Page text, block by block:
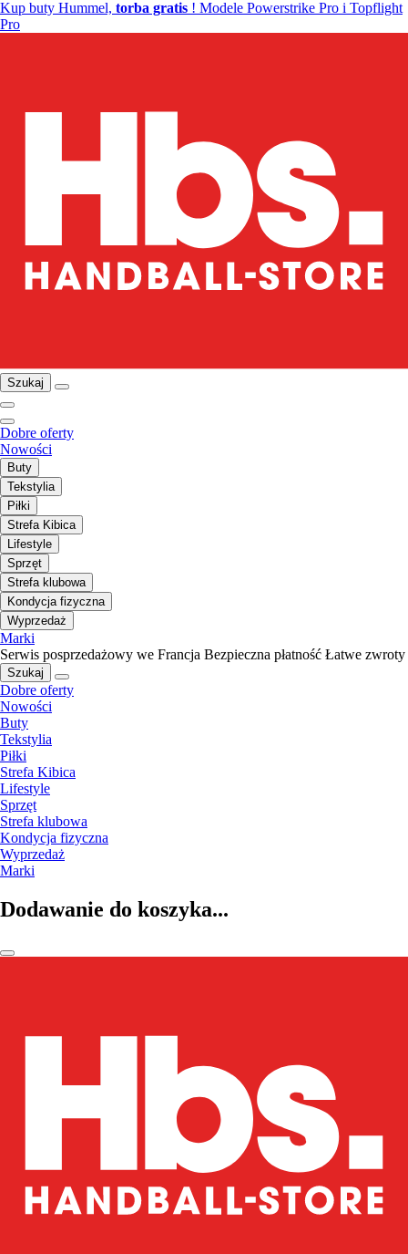
Kup buty Hummel, torba gratis ! Modele Powerstrike Pro i Topflight
Pro
Szukaj
Dobre oferty
Nowości
Buty
Tekstylia
Piłki
Strefa Kibica
Lifestyle
Sprzęt
Strefa klubowa
Kondycja fizyczna
Wyprzedaż
Marki
Serwis posprzedażowy we Francja Bezpieczna płatność Łatwe zwroty
Szukaj
Dobre oferty
Nowości
Buty
Tekstylia
Piłki
Strefa Kibica
Lifestyle
Sprzęt
Strefa klubowa
Kondycja fizyczna
Wyprzedaż
Marki
Dodawanie do koszyka...